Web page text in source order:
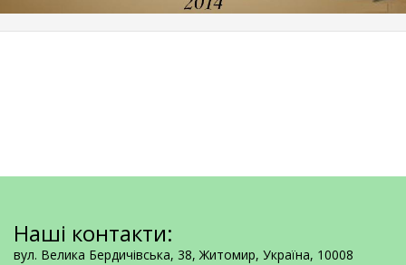
Наші контакти:
вул. Велика Бердичівська, 38, Житомир, Україна, 10008